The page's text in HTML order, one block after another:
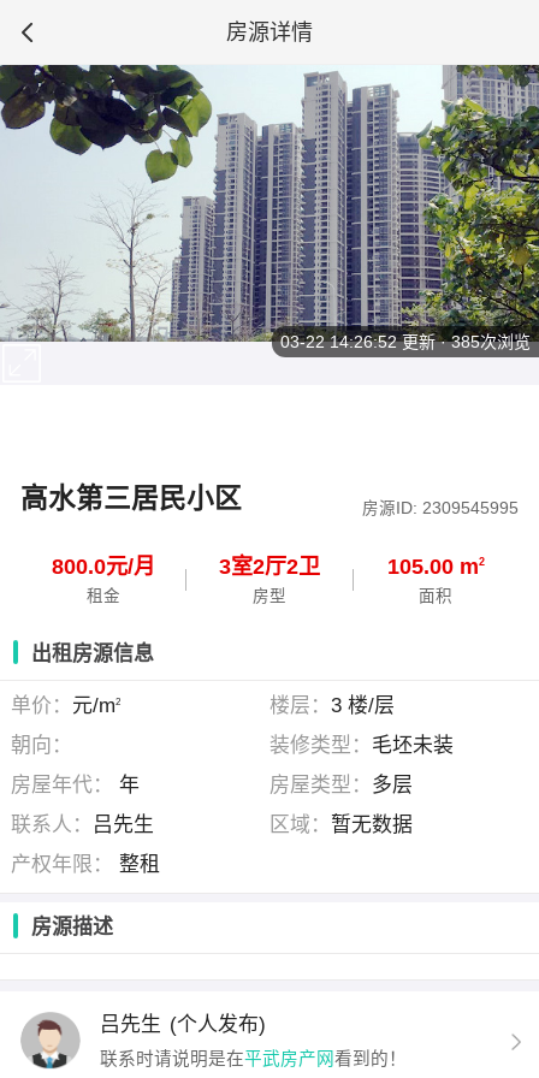
房源详情
高水第三居民小区 房源ID: 2309545995
800.0元/月
租金
3室2厅2卫
房型
105.00 m2
面积
03-22 14:26:52更新 · 385次浏览
出租房源信息
单价： 元/m2 楼层： 3 楼/层
朝向：
装修类型： 毛坯未装
房屋年代：
年 房屋类型： 多层
联系人：
吕先生 区域： 暂无数据
产权年限：
整租
房源描述
吕先生 (个人发布)
联系时请说明是在平武房产网看到的！